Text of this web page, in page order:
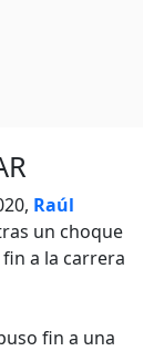
Raúl
un choque
a la carrera
fin a una